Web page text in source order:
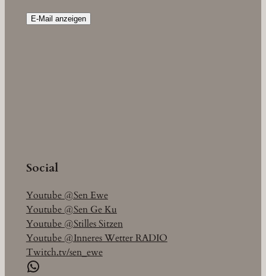
E-Mail anzeigen
Social
Youtube @Sen Ewe
Youtube @Sen Ge Ku
Youtube @Stilles Sitzen
Youtube @Inneres Wetter RADIO
Twitch.tv/sen_ewe
WhatsApp